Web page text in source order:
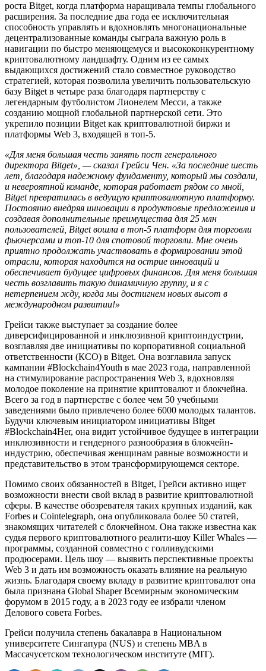
роста Bitget, когда платформа наращивала темпы глобального
расширения. За последние два года ее исключительная
способность управлять и вдохновлять многонациональные
децентрализованные команды сыграла важную роль в
навигации по быстро меняющемуся и высококонкурентному
криптовалютному ландшафту. Одним из ее самых
выдающихся достижений стало совместное руководство
стратегией, которая позволила увеличить пользовательскую
базу Bitget в четыре раза благодаря партнерству с
легендарным футболистом Лионелем Месси, а также
созданию мощной глобальной партнерской сети. Это
укрепило позиции Bitget как криптовалютной биржи и
платформы Web 3, входящей в топ-5.
«Для меня большая честь занять пост генерального
директора Bitget», — сказал Грейси Чен. «За последние шесть
лет, благодаря надежному фундаменту, который мы создали,
и невероятной команде, которая работает рядом со мной,
Bitget превратилась в ведущую криптовалютную платформу.
Постоянно внедряя инновации в продуктовые предложения и
создавая дополнительные преимущества для 25 млн
пользователей, Bitget вошла в топ-5 платформ для торговли
фьючерсами и топ-10 для спотовой торговли. Мне очень
приятно продолжать участвовать в формировании этой
отрасли, которая находится на острие инноваций и
обеспечивает будущее цифровых финансов. Для меня большая
честь возглавить такую динамичную группу, и я с
нетерпением жду, когда мы достигнем новых высот в
международном развитии!»
Грейси также выступает за создание более
диверсифицированной и инклюзивной криптоиндустрии,
возглавляя две инициативы по корпоративной социальной
ответственности (КСО) в Bitget. Она возглавила запуск
кампании #Blockchain4Youth в мае 2023 года, направленной
на стимулирование распространения Web 3, вдохновляя
молодое поколение на принятие криптовалют и блокчейна.
Всего за год в партнерстве с более чем 50 учебными
заведениями было привлечено более 6000 молодых талантов.
Будучи ключевым инициатором инициативы Bitget
#Blockchain4Her, она видит устойчивое будущее в интеграции
инклюзивности и гендерного разнообразия в блокчейн-
индустрию, обеспечивая женщинам равные возможности и
представительство в этом трансформирующемся секторе.
Помимо своих обязанностей в Bitget, Грейси активно ищет
возможности внести свой вклад в развитие криптовалютной
сферы. В качестве обозревателя таких крупных изданий, как
Forbes и Cointelegraph, она опубликовала более 50 статей,
знакомящих читателей с блокчейном. Она также известна как
судья первого криптовалютного реалити-шоу Killer Whales —
программы, созданной совместно с голливудскими
продюсерами. Цель шоу — выявить перспективные проекты
Web 3 и дать им возможность оказать влияние на реальную
жизнь. Благодаря своему вкладу в развитие криптовалют она
была признана Global Shaper Всемирным экономическим
форумом в 2015 году, а в 2023 году ее избрали членом
Делового совета Forbes.
Грейси получила степень бакалавра в Национальном
университете Сингапура (NUS) и степень MBA в
Массачусетском технологическом институте (MIT).